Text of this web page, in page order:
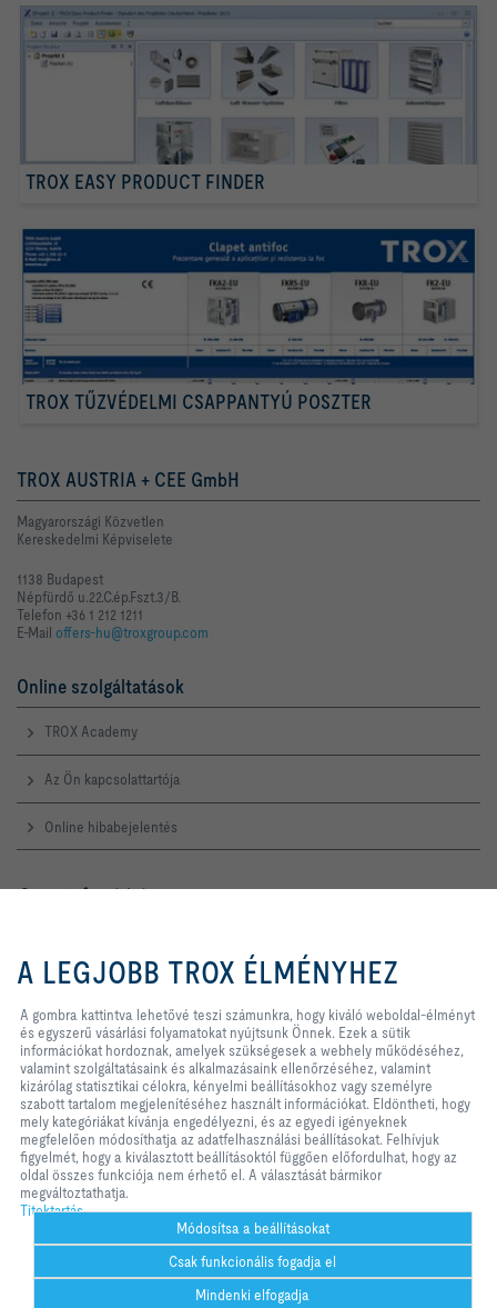
TROX EASY PRODUCT FINDER
TROX TŰZVÉDELMI CSAPPANTYÚ POSZTER
TROX AUSTRIA + CEE GmbH
Magyarországi Közvetlen
Kereskedelmi Képviselete
1138 Budapest
Népfürdő u.22.C.ép.Fszt.3/B.
Telefon +36 1 212 1211
E-Mail offers-hu@troxgroup.com
Online szolgáltatások
TROX Academy
Az Ön kapcsolattartója
Online hibabejelentés
Szerviz forródrót
Kereskedelmi Képviselete
Telefon +36 1 212 1211
Kapcsolat
A TROX A KÖZÖSSÉGI MÉDIÁBAN
Kezdőlap Kapcsolat
Titoktartás
Jogi nyilatkozat 2026 © TROX AUSTRIA + CEE GmbH
számunkra, hogy kiváló weboldal-
élményt és egyszerű vásárlási
Ezek a sütik információkat
hordoznak, amelyek szükségesek
a webhely működéséhez, valamint
szolgáltatásaink és alkalmazásaink
ellenőrzéséhez, valamint kizárólag
statisztikai célokra, kényelmi
beállításokhoz vagy személyre
szabott tartalom megjelenítéséhez
használt információkat. Eldöntheti,
hogy mely kategóriákat kívánja
igényeknek megfelelően
módosíthatja az adatfelhasználási
beállításokat. Felhívjuk figyelmét,
hogy a kiválasztott beállításoktól
függően előfordulhat, hogy az oldal
összes funkciója nem érhető el. A
A LEGJOBB TROX ÉLMÉNYHEZ
A gombra kattintva lehetővé teszi számunkra, hogy kiváló weboldal-élményt
és egyszerű vásárlási folyamatokat nyújtsunk Önnek. Ezek a sütik
információkat hordoznak, amelyek szükségesek a webhely működéséhez,
valamint szolgáltatásaink és alkalmazásaink ellenőrzéséhez, valamint
kizárólag statisztikai célokra, kényelmi beállításokhoz vagy személyre
szabott tartalom megjelenítéséhez használt információkat. Eldöntheti, hogy
mely kategóriákat kívánja engedélyezni, és az egyedi igényeknek
megfelelően módosíthatja az adatfelhasználási beállításokat. Felhívjuk
figyelmét, hogy a kiválasztott beállításoktól függően előfordulhat, hogy az
oldal összes funkciója nem érhető el. A választását bármikor
megváltoztathatja.
Titoktartás
Módosítsa a beállításokat
Csak funkcionális fogadja el
Mindenki elfogadja